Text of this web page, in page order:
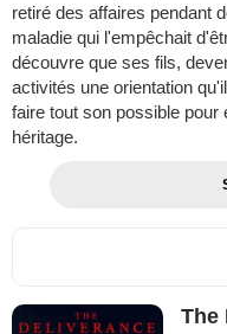
retiré des affaires pendant
maladie qui l'empêchait
découvre que ses fils,
activités une orientation
faire tout son possible
héritage.
The